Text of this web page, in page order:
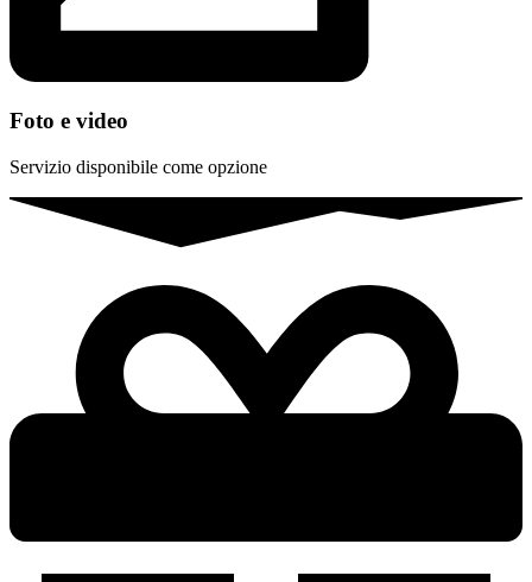
Foto e video
Servizio disponibile come opzione